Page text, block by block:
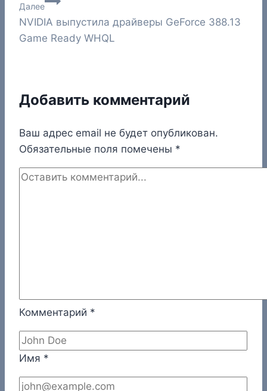
Далее
NVIDIA выпустила драйверы GeForce 388.13
Game Ready WHQL
Добавить комментарий
Ваш адрес email не будет опубликован.
Обязательные поля помечены *
Комментарий *
Имя *